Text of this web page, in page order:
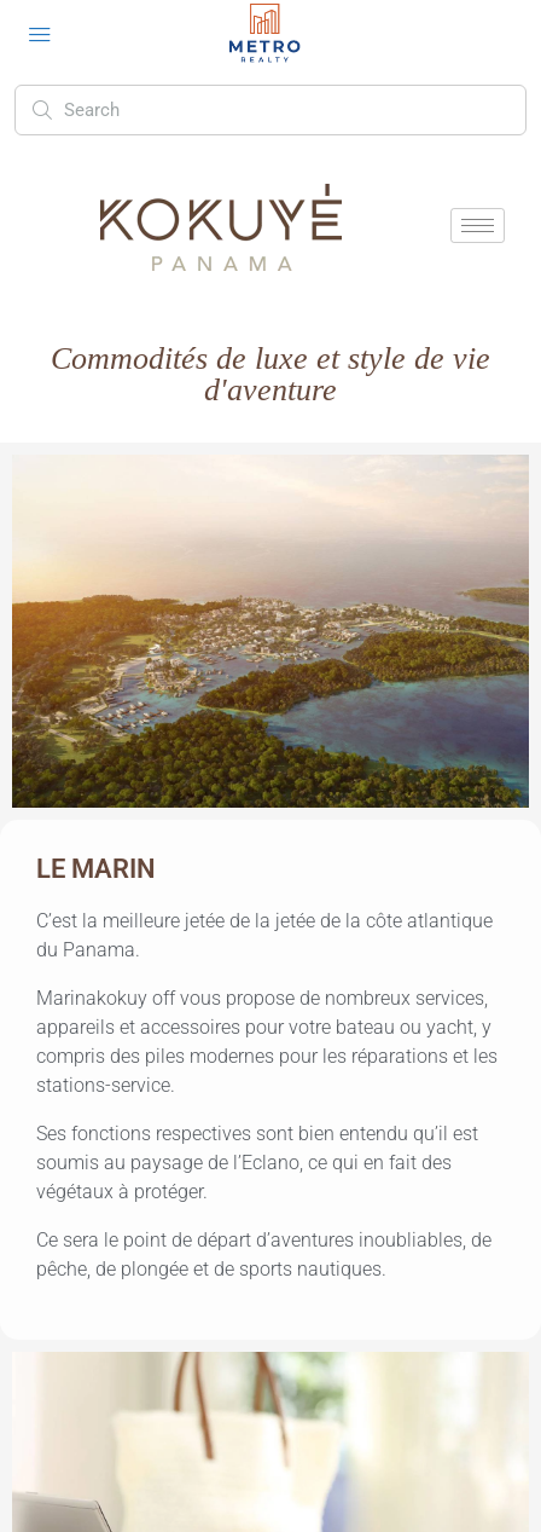
Commodités de luxe et style de vie
d'aventure
LE MARIN
C’est la meilleure jetée de la jetée de la côte atlantique
du Panama.
Marinakokuy off vous propose de nombreux services,
appareils et accessoires pour votre bateau ou yacht, y
compris des piles modernes pour les réparations et les
stations-service.
Ses fonctions respectives sont bien entendu qu’il est
soumis au paysage de l’Eclano, ce qui en fait des
végétaux à protéger.
Ce sera le point de départ d’aventures inoubliables, de
pêche, de plongée et de sports nautiques.